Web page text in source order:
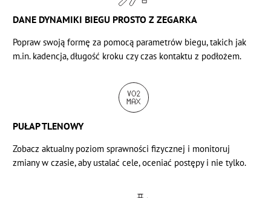
DANE DYNAMIKI BIEGU PROSTO Z ZEGARKA
Popraw swoją formę za pomocą parametrów biegu, takich jak
m.in. kadencja, długość kroku czy czas kontaktu z podłożem.
PUŁAP TLENOWY
Zobacz aktualny poziom sprawności fizycznej i monitoruj
zmiany w czasie, aby ustalać cele, oceniać postępy i nie tylko.